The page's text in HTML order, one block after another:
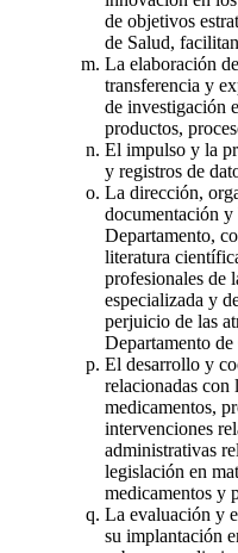
de objetivos
de Salud,
La elaboración
transferencia y
de investigación
productos,
El impulso y la
y registros de
La dirección,
documentación y
Departamento,
literatura
profesionales de
especializada y
perjuicio de las
Departamento
El desarrollo y
relacionadas
medicamentos,
intervenciones
administrativas
legislación en
medicamentos y
La evaluación y
su implantación